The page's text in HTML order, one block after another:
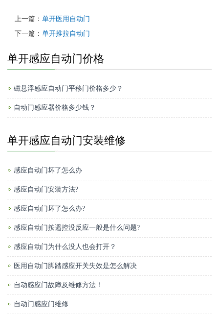
上一篇： 单开医用自动门
下一篇： 单开推拉自动门
单开感应自动门价格
磁悬浮感应自动门平移门价格多少？
自动门感应器价格多少钱？
单开感应自动门安装维修
感应自动门坏了怎么办
感应自动门安装方法?
感应自动门坏了怎么办?
感应自动门按遥控没反应一般是什么问题?
感应自动门为什么没人也会打开？
医用自动门脚踏感应开关失效是怎么解决
自动感应门故障及维修方法！
自动门感应门维修